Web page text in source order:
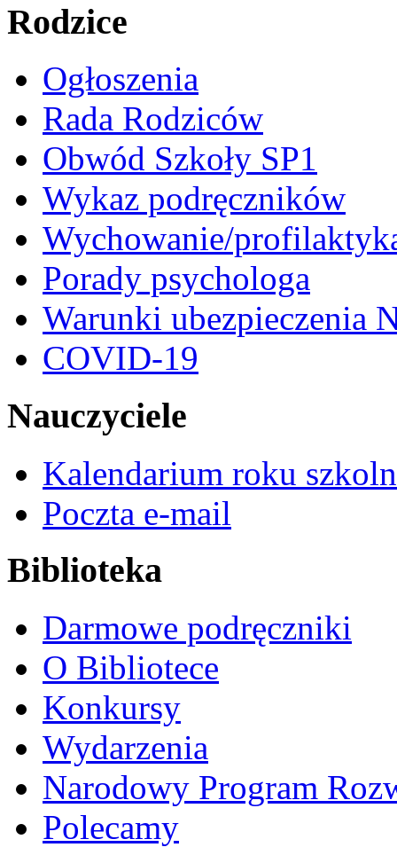
Rodzice
Ogłoszenia
Rada Rodziców
Obwód Szkoły SP1
Wykaz podręczników
Wychowanie/
Porady psychologa
Warunki ubezpieczenia
COVID-19
Nauczyciele
Kalendarium roku
Poczta e-mail
Biblioteka
Darmowe podręczniki
O Bibliotece
Konkursy
Wydarzenia
Narodowy Program
Polecamy